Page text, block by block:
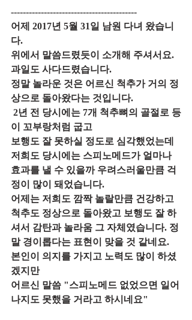
------------------------------------------
어제 2017년 5월 31일 남원 다녀 왔습니
다.
위에서 말씀드렸듯이 소개해 주셔서요.
과일도 사다드렸습니다.
정말 놀라운 것은 어르신 척추가 거의 정
상으로 돌아왔다는 것입니다.
이 꼬부랑처럼 굽고
보행도 잘 못하실 정도로 심각했었는데
저희도 당시에는 스피노메드가 얼마나
효과를 낼 수 있을까 우려스러울만큼 걱
정이 많이 돼었습니다.
어제는 저희도 깜짝 놀랄만큼 건강하고
척추도 정상으로 돌아왔고 보행도 잘 하
셔서 감탄과 놀라움 그 자체였습니다. 정
말 경이롭다는 표현이 맞을 것 같네요.
본인이 의지를 가지고 노력도 많이 하셨
겠지만
어르신 말씀 "스피노메드 없었으면 일어
나지도 못했을 거라고 하시네요"